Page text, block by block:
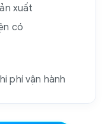
xuất
có
phí vận hành